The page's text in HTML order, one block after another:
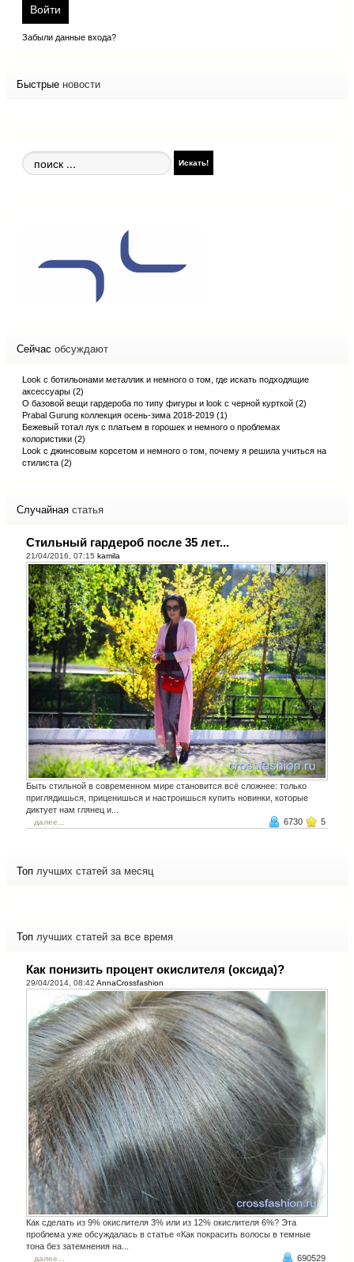
Войти
Забыли данные входа?
Быстрые новости
Поиск
по
Искать!
Сейчас обсуждают
Look с ботильонами металлик и немного о том, где искать подходящие
аксессуары (2)
О базовой вещи гардероба по типу фигуры и look с черной курткой (2)
Prabal Gurung коллекция осень-зима 2018-2019 (1)
Бежевый тотал лук с платьем в горошек и немного о проблемах
колористики (2)
Look с джинсовым корсетом и немного о том, почему я решила учиться на
стилиста (2)
Случайная статья
Стильный гардероб после 35 лет...
21/04/2016, 07:15 kamila
Быть стильной в современном мире становится всё сложнее: только
приглядишься, приценишься и настроишься купить новинки, которые
диктует нам глянец и...
далее... 6730 5
Топ лучших статей за месяц
Топ лучших статей за все время
Как понизить процент окислителя (оксида)?
29/04/2014, 08:42 AnnaCrossfashion
Как сделать из 9% окислителя 3% или из 12% окислителя 6%? Эта
проблема уже обсуждалась в статье «Как покрасить волосы в темные
тона без затемнения на...
далее... 690529